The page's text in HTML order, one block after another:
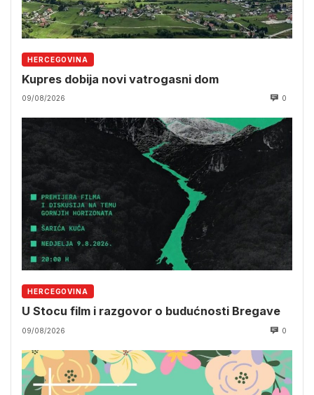
HERCEGOVINA
Kupres dobija novi vatrogasni dom
09/08/2026 0
HERCEGOVINA
U Stocu film i razgovor o budućnosti Bregave
09/08/2026 0